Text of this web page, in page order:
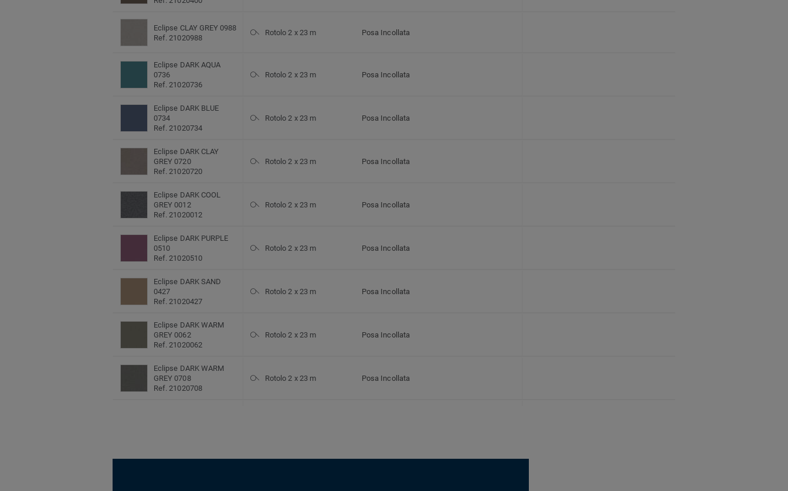
Eclipse CLAY GREY 0988
Ref. 21020988
Rotolo 2 x 23 m Posa Incollata
Eclipse DARK AQUA
0736
Ref. 21020736
Rotolo 2 x 23 m Posa Incollata
Eclipse DARK BLUE
0734
Ref. 21020734
Rotolo 2 x 23 m Posa Incollata
Eclipse DARK CLAY
GREY 0720
Ref. 21020720
Rotolo 2 x 23 m Posa Incollata
Eclipse DARK COOL
GREY 0012
Ref. 21020012
Rotolo 2 x 23 m Posa Incollata
Eclipse DARK PURPLE
0510
Ref. 21020510
Rotolo 2 x 23 m Posa Incollata
Eclipse DARK SAND
0427
Ref. 21020427
Rotolo 2 x 23 m Posa Incollata
Eclipse DARK WARM
GREY 0062
Ref. 21020062
Rotolo 2 x 23 m Posa Incollata
Eclipse DARK WARM
GREY 0708
Ref. 21020708
Rotolo 2 x 23 m Posa Incollata
Eclipse GREEN 0054